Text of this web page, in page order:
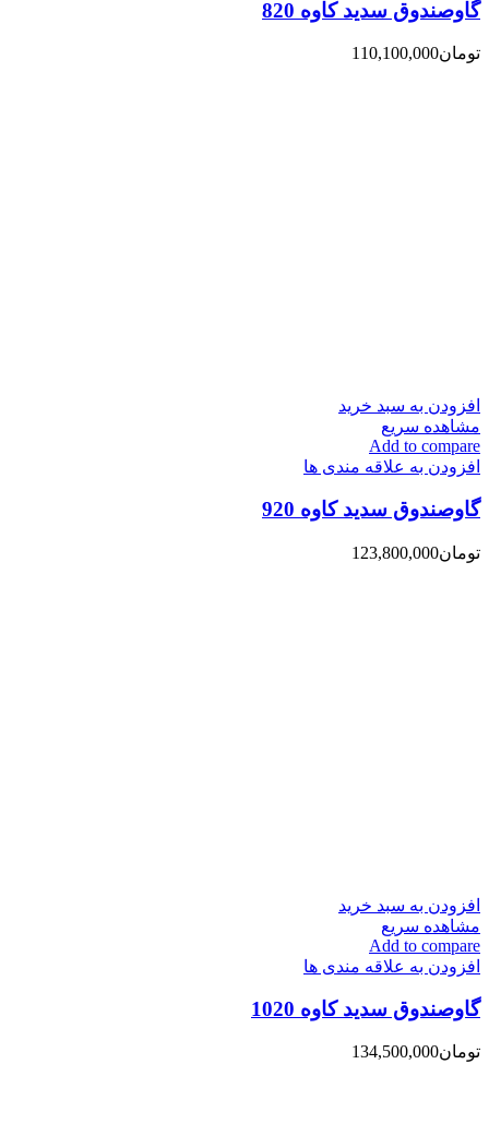
گاوصندوق سدید کاوه 820
تومان110,100,000
افزودن به سبد خرید
مشاهده سریع
Add to compare
افزودن به علاقه مندی ها
گاوصندوق سدید کاوه 920
تومان123,800,000
افزودن به سبد خرید
مشاهده سریع
Add to compare
افزودن به علاقه مندی ها
گاوصندوق سدید کاوه 1020
تومان134,500,000